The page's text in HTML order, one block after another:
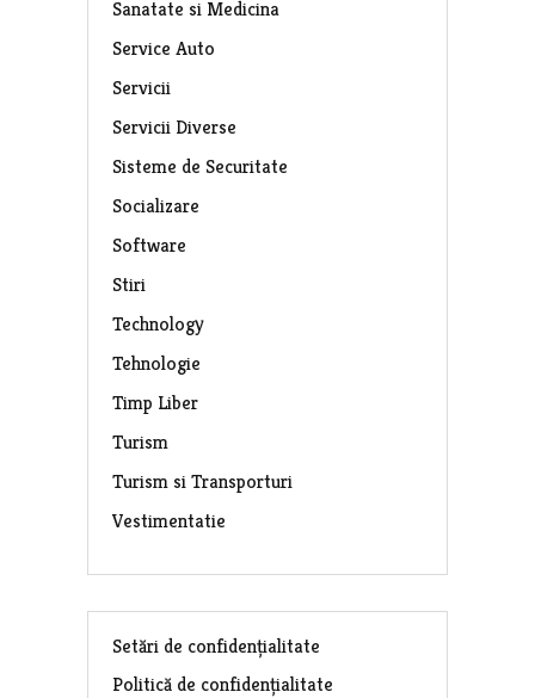
Sanatate si Medicina
Service Auto
Servicii
Servicii Diverse
Sisteme de Securitate
Socializare
Software
Stiri
Technology
Tehnologie
Timp Liber
Turism
Turism si Transporturi
Vestimentatie
Setări de confidențialitate
Politică de confidențialitate